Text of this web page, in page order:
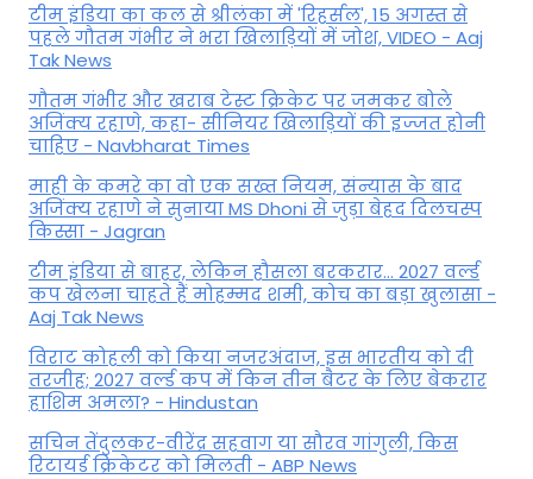
टीम इंडिया का कल से श्रीलंका में 'रिहर्सल', 15 अगस्त से
पहले गौतम गंभीर ने भरा ख‍िलाड़‍ियों में जोश, VIDEO - Aaj
Tak News
गौतम गंभीर और खराब टेस्ट क्रिकेट पर जमकर बोले
अजिंक्य रहाणे, कहा- सीनियर खिलाड़ियों की इज्जत होनी
चाहिए - Navbharat Times
माही के कमरे का वो एक सख्त नियम, संन्यास के बाद
अजिंक्‍य रहाणे ने सुनाया MS Dhoni से जुड़ा बेहद दिलचस्प
किस्सा - Jagran
टीम इंडिया से बाहर, लेकिन हौसला बरकरार... 2027 वर्ल्ड
कप खेलना चाहते हैं मोहम्मद शमी, कोच का बड़ा खुलासा -
Aaj Tak News
विराट कोहली को किया नजरअंदाज, इस भारतीय को दी
तरजीह; 2027 वर्ल्ड कप में किन तीन बैटर के लिए बेकरार
हाशिम अमला? - Hindustan
सचिन तेंदुलकर-वीरेंद्र सहवाग या सौरव गांगुली, किस
रिटायर्ड क्रिकेटर को मिलती - ABP News